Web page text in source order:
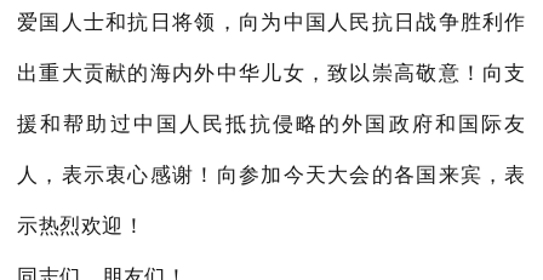
爱国人士和抗日将领，向为中国人民抗日战争胜利作
出重大贡献的海内外中华儿女，致以崇高敬意！向支
援和帮助过中国人民抵抗侵略的外国政府和国际友
人，表示衷心感谢！向参加今天大会的各国来宾，表
示热烈欢迎！